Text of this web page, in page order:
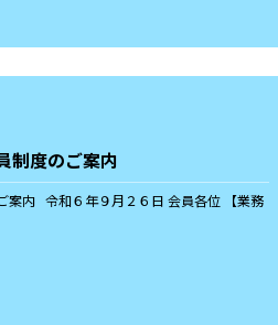
制度のご案内
案内 令和６年９月２６日 会員各位 【業務